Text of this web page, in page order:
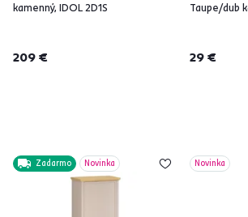
kamenný, IDOL 2D1S
209 €
Taupe/dub
29 €
Zadarmo Novinka Novinka